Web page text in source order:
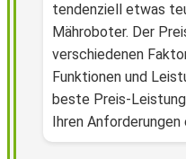
tendenziell etwas
Mähroboter. Der
verschiedenen
Funktionen und
beste Preis-
Ihren